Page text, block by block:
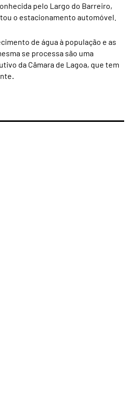
pelo Largo do Barreiro,
o estacionamento automóvel.
de água à população e as
se processa são uma
da Câmara de Lagoa, que tem
.